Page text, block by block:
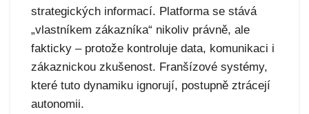
strategických informací. Platforma se stává
„vlastníkem zákazníka“ nikoliv právně, ale
fakticky – protože kontroluje data, komunikaci i
zákaznickou zkušenost. Franšízové systémy,
které tuto dynamiku ignorují, postupně ztrácejí
autonomii.